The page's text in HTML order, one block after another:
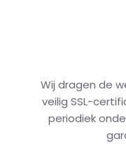
Wij dragen de
veilig SSL-
periodiek